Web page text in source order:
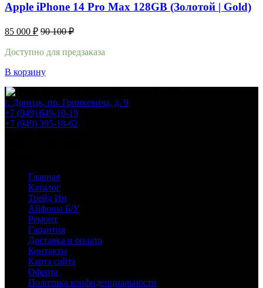
Apple iPhone 14 Pro Max 128GB (Золотой | Gold)
85 000 ₽ 90 100₽
Доступно для предзаказа
В корзину
г. Донецк, пр. Гринкевича, д. 9
+7 (949) 649-10-19
+7 (949) 395-18-62
Главная
Каталог
Трейд Ин
Айфоны Б/У
Ремонт
Гарантия
Доставка и оплата
Контакты
Карта сайта
Оферта
Политика конфиденциальности